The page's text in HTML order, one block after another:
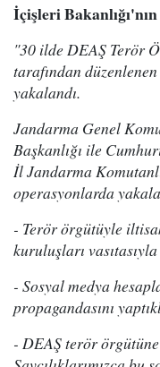
İçişleri
"30 ilde DEAŞ Terör
tarafından
yakalandı.
Jandarma Genel
Başkanlığı ile
İl Jandarma
operasyonlarda
- Terör örgütüyle
kuruluşları
- Sosyal medya
propagandasını
- DEAŞ terör